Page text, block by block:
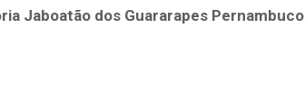
Jaboatão dos Guararapes Pernambuco